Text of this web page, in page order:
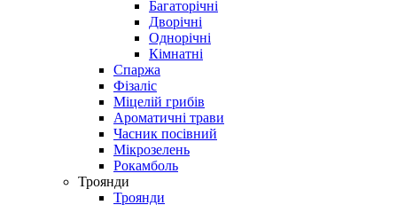
Багаторічні
Дворічні
Однорічні
Кімнатні
Спаржа
Фізаліс
Міцелій грибів
Ароматичні трави
Часник посівний
Мікрозелень
Рокамболь
Троянди
Троянди